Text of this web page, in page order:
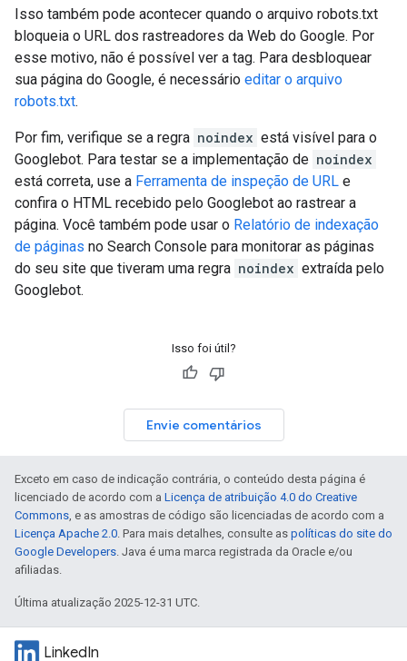
Isso também pode acontecer quando o arquivo robots.txt
bloqueia o URL dos rastreadores da Web do Google. Por
esse motivo, não é possível ver a tag. Para desbloquear
sua página do Google, é necessário editar o arquivo
robots.txt.
Por fim, verifique se a regra noindex está visível para o
Googlebot. Para testar se a implementação de noindex
está correta, use a Ferramenta de inspeção de URL e
confira o HTML recebido pelo Googlebot ao rastrear a
página. Você também pode usar o Relatório de indexação
de páginas no Search Console para monitorar as páginas
do seu site que tiveram uma regra noindex extraída pelo
Googlebot.
Isso foi útil?
Envie comentários
Exceto em caso de indicação contrária, o conteúdo desta página é
licenciado de acordo com a Licença de atribuição 4.0 do Creative
Commons, e as amostras de código são licenciadas de acordo com a
Licença Apache 2.0. Para mais detalhes, consulte as políticas do site do
Google Developers. Java é uma marca registrada da Oracle e/ou
afiliadas.
Última atualização 2025-12-31 UTC.
LinkedIn